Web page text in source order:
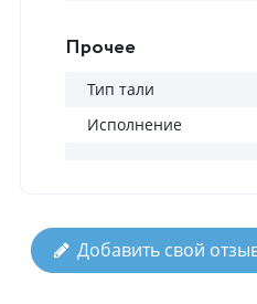
Прочее
Тип тали
Исполнение
Добавить свой